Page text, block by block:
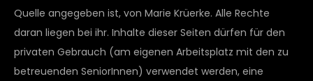
Quelle angegeben ist, von Marie Krüerke. Alle Rechte
daran liegen bei ihr. Inhalte dieser Seiten dürfen für den
privaten Gebrauch (am eigenen Arbeitsplatz mit den zu
betreuenden SeniorInnen) verwendet werden, eine